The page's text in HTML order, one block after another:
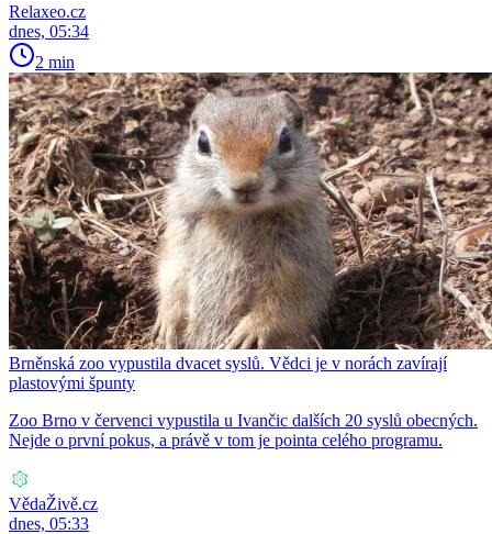
Relaxeo.cz
dnes, 05:34
2 min
Brněnská zoo vypustila dvacet syslů. Vědci je v norách zavírají
plastovými špunty
Zoo Brno v červenci vypustila u Ivančic dalších 20 syslů obecných.
Nejde o první pokus, a právě v tom je pointa celého programu.
VědaŽivě.cz
dnes, 05:33